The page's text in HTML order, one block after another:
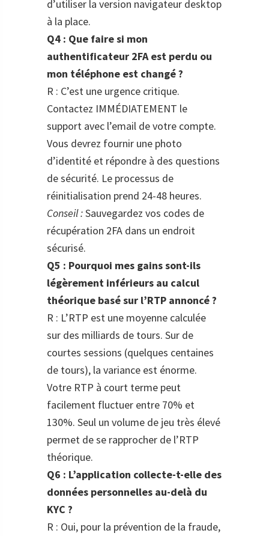
d’utiliser la version navigateur desktop
à la place.
Q4 : Que faire si mon
authentificateur 2FA est perdu ou
mon téléphone est changé ?
R : C’est une urgence critique.
Contactez IMMÉDIATEMENT le
support avec l’email de votre compte.
Vous devrez fournir une photo
d’identité et répondre à des questions
de sécurité. Le processus de
réinitialisation prend 24-48 heures.
Conseil :Sauvegardez vos codes de
récupération 2FA dans un endroit
sécurisé.
Q5 : Pourquoi mes gains sont-ils
légèrement inférieurs au calcul
théorique basé sur l’RTP annoncé ?
R : L’RTP est une moyenne calculée
sur des milliards de tours. Sur de
courtes sessions (quelques centaines
de tours), la variance est énorme.
Votre RTP à court terme peut
facilement fluctuer entre 70% et
130%. Seul un volume de jeu très élevé
permet de se rapprocher de l’RTP
théorique.
Q6 : L’application collecte-t-elle des
données personnelles au-delà du
KYC ?
R : Oui, pour la prévention de la fraude,